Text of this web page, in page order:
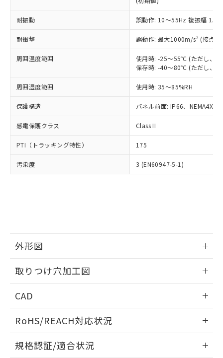
耐振動 誤動作: 10～55Hz 複振幅
耐衝撃 誤動作: 最大1000m/s2 (接点
周囲温度範囲
使用時: -25～55℃ (ただし、氷
保存時: -40～80℃ (ただし、氷
周囲湿度範囲 使用時: 35～85%RH
保護構造 パネル前面: IP66、NEMA4X,
感電保護クラス Class II
PTI（トラッキング特性） 175
汚染度 3 (EN60947-5-1)
外形図
取りつけ穴加工図
CAD
ドすることができます。
RoHS/REACH対応状況
規格認証/適合状況
正式な納期状況および標準価格はお客
様のお取引先、またはお客様担当のオ
オムロン制御機器販売店や当社販売拠
販売ネットワーク
」をご確認
在庫状況および標準価格結果を当社の
事前の承諾なく第三者に漏洩または開
示しないようお願いします。
マイパーツ機能（部品リスト作成サー
ビス）をご利用いただくには、I-Web
メンバーズにご登録されている必要が
あります。
登録された部品リストについて、当社
の共同利用に関して"
の「1.共同利
(PBDE) 1000ppm以下、フタル酸ビス(2-エチルヘキシ
ル) (DEHP)(別名：DOP) 1000ppm以下、フタル酸ブチ
ルベンジル（BBP） 1000ppm以下、フタル酸ジブチル
（DBP） 1000ppm以下、フタル酸ジイソブチル
但し、RoHS指令で産業用監視および制御機器に対する
フタル酸エステル類の４物質については閾値を超える意
図的な使用がないことを確認しています。
※2 対応予定月
部品在庫の切り替え状況などにより、予定
月が前後することがあります。
※3 非含有証明書ダウンロード
るもので、過去に遡って非含有を証明する
ものではありません。
また、RoHS指令のフタル酸エステル類４
既に当社にて対応品への在庫切替を完了
していることから、特段のことがない限
り、2022年1月12日より割愛しておりま
す。
ニル類) : 1000ppm、 PBDEs(ポリ臭化ジフェニルエーテ
DBP(フタル酸ジブチル) : 1000ppm、 DIBP(フタル酸ジ
DEHP(フタル酸ビス(2-エチルヘキシル)) : 1000ppm
「ｅ」：有害物質（10物質）のすべてが基
準値以下であることを示します。
「10」：通常の使用状況下において有害物
質が外部に漏えいし、環境に深刻な影響を
及ぼさない年数を意味します。
「－」：未確認です。当社販売部門へお問
当社は規制貨物を破棄する場合は、完
全に破砕するなど、違法に輸出されな
いよう必要な手段を講じます。
当社は貴社製品を、核兵器、ミサイ
ル、化学兵器、生物兵器またはその他
武器並びにこれらの製造装置等に一切
当社は、貴社製品を第三者に販売する
場合は、上記1、2および3の内容を当
該第三者に通知します。また当社は、
販売先および販売に係わる関係者が違
法に輸出するおそれがある場合は、取
り引きをいたしません。
一定数以上の在庫あり
一定数には満たないが在庫あり
いては、お客様のお取引先、ま
たはお客様担当のオムロン制御
機器販売店・当社販売員にご確
白
受注生産機種、また在庫状況の
情報を公開していない機種